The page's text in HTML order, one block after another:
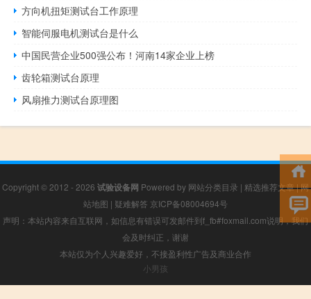
方向机扭矩测试台工作原理
智能伺服电机测试台是什么
中国民营企业500强公布！河南14家企业上榜
齿轮箱测试台原理
风扇推力测试台原理图
Copyright © 2012 - 2026 试验设备网 Powered by 网站分类目录 | 精选推荐文章|网
站地图 | 疑难解答 京ICP备08004694号
声明：本站内容来自互联网，如信息有错误可发邮件到f_fb#foxmail.com说明，我们
会及时纠正，谢谢
本站仅为个人兴趣爱好，不接盈利性广告及商业合作
小男孩